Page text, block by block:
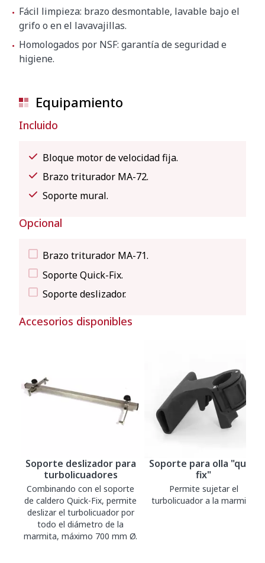
Fácil limpieza: brazo desmontable, lavable bajo el
grifo o en el lavavajillas.
Homologados por NSF: garantía de seguridad e
higiene.
Equipamiento
Incluido
Bloque motor de velocidad fija.
Brazo triturador MA-72.
Soporte mural.
Opcional
Brazo triturador MA-71.
Soporte Quick-Fix.
Soporte deslizador.
Accesorios disponibles
Soporte deslizador para
turbolicuadores
Combinando con el soporte
de caldero Quick-Fix, permite
deslizar el turbolicuador por
todo el diámetro de la
marmita, máximo 700 mm Ø.
Soporte para olla "quick
fix"
Permite sujetar el
turbolicuador a la marmita.